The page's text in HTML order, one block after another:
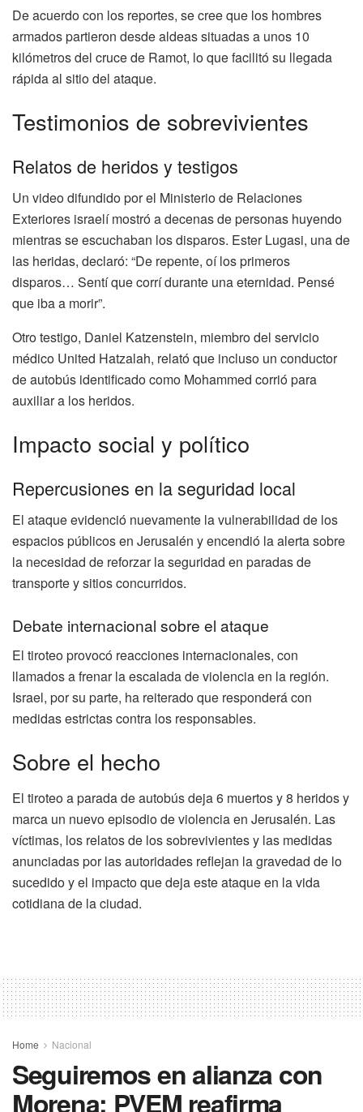
De acuerdo con los reportes, se cree que los hombres
armados partieron desde aldeas situadas a unos 10
kilómetros del cruce de Ramot, lo que facilitó su llegada
rápida al sitio del ataque.
Testimonios de sobrevivientes
Relatos de heridos y testigos
Un video difundido por el Ministerio de Relaciones
Exteriores israelí mostró a decenas de personas huyendo
mientras se escuchaban los disparos. Ester Lugasi, una de
las heridas, declaró: “De repente, oí los primeros
disparos… Sentí que corrí durante una eternidad. Pensé
que iba a morir”.
Otro testigo, Daniel Katzenstein, miembro del servicio
médico United Hatzalah, relató que incluso un conductor
de autobús identificado como Mohammed corrió para
auxiliar a los heridos.
Impacto social y político
Repercusiones en la seguridad local
El ataque evidenció nuevamente la vulnerabilidad de los
espacios públicos en Jerusalén y encendió la alerta sobre
la necesidad de reforzar la seguridad en paradas de
transporte y sitios concurridos.
Debate internacional sobre el ataque
El tiroteo provocó reacciones internacionales, con
llamados a frenar la escalada de violencia en la región.
Israel, por su parte, ha reiterado que responderá con
medidas estrictas contra los responsables.
Sobre el hecho
El tiroteo a parada de autobús deja 6 muertos y 8 heridos y
marca un nuevo episodio de violencia en Jerusalén. Las
víctimas, los relatos de los sobrevivientes y las medidas
anunciadas por las autoridades reflejan la gravedad de lo
sucedido y el impacto que deja este ataque en la vida
cotidiana de la ciudad.
Home Nacional
Seguiremos en alianza con
Morena: PVEM reafirma